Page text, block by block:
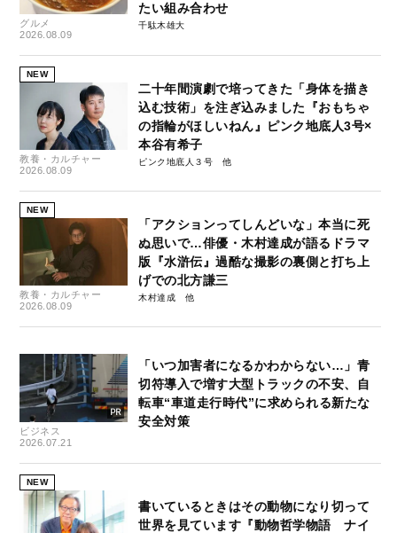
グルメ
2026.08.09
たい組み合わせ
千駄木雄大
NEW
教養・カルチャー
2026.08.09
二十年間演劇で培ってきた「身体を描き
込む技術」を注ぎ込みました『おもちゃ
の指輪がほしいねん』ピンク地底人3号×
本谷有希子
ピンク地底人３号
NEW
教養・カルチャー
2026.08.09
「アクションってしんどいな」本当に死
ぬ思いで…俳優・木村達成が語るドラマ
版『水滸伝』過酷な撮影の裏側と打ち上
げでの北方謙三
木村達成
ビジネス
2026.07.21
「いつ加害者になるかわからない…」青
切符導入で増す大型トラックの不安、自
転車“車道走行時代”に求められる新たな
安全対策
NEW
書いているときはその動物になり切って
世界を見ています『動物哲学物語 ナイ